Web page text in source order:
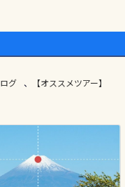
グ 、 【オススメツアー】